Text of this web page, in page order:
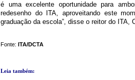
é uma excelente oportunidade para
redesenho do ITA, aproveitando este
graduação da escola”, disse o reitor do ITA,
Fonte: ITA/DCTA
Leia também: